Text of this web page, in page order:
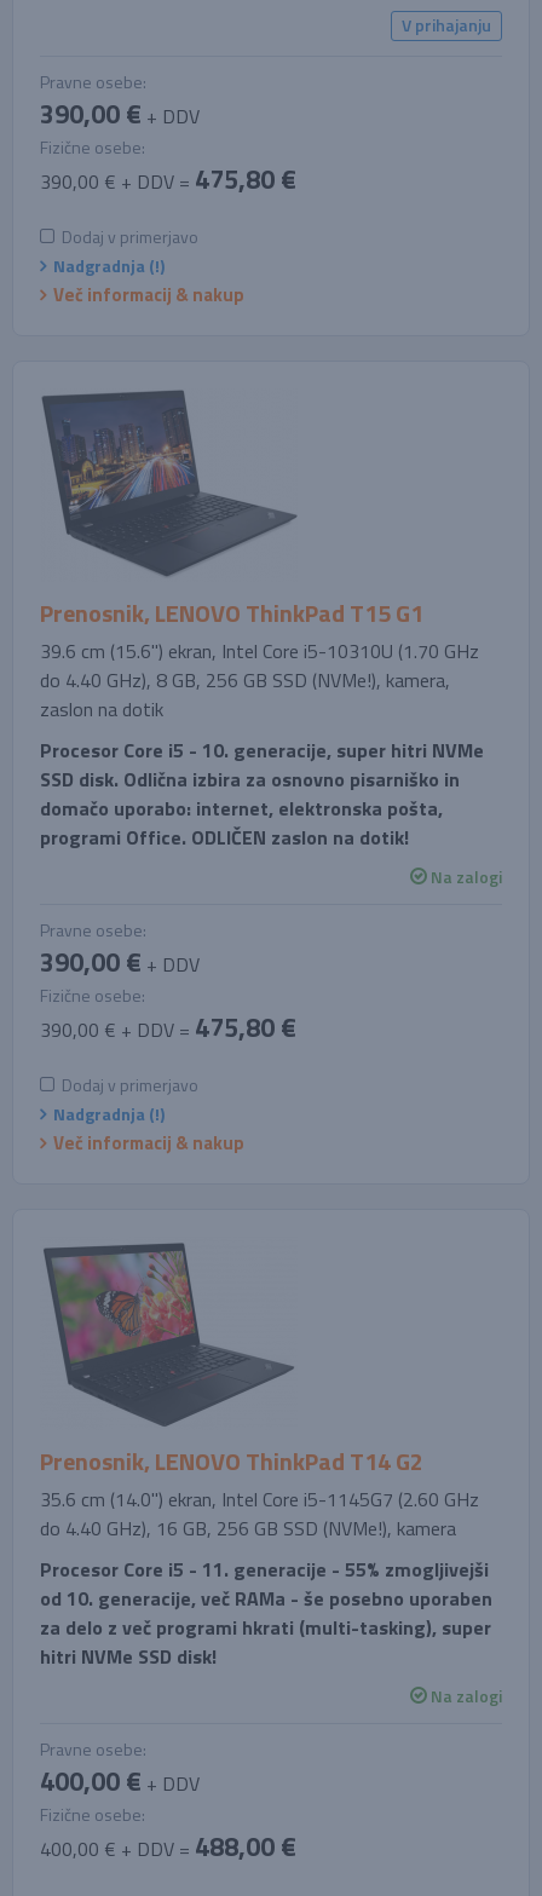
V prihajanju
Pravne osebe:
390,00 € + DDV
Fizične osebe:
390,00 € + DDV = 475,80 €
Dodaj v primerjavo
Nadgradnja (!)
Več informacij & nakup
Prenosnik, LENOVO ThinkPad T15 G1
39.6 cm (15.6'') ekran, Intel Core i5-10310U (1.70 GHz
do 4.40 GHz), 8 GB, 256 GB SSD (NVMe!), kamera,
zaslon na dotik
Procesor Core i5 - 10. generacije, super hitri NVMe
SSD disk. Odlična izbira za osnovno pisarniško in
domačo uporabo: internet, elektronska pošta,
programi Office. ODLIČEN zaslon na dotik!
Na zalogi
Pravne osebe:
390,00 € + DDV
Fizične osebe:
390,00 € + DDV = 475,80 €
Dodaj v primerjavo
Nadgradnja (!)
Več informacij & nakup
Prenosnik, LENOVO ThinkPad T14 G2
35.6 cm (14.0'') ekran, Intel Core i5-1145G7 (2.60 GHz
do 4.40 GHz), 16 GB, 256 GB SSD (NVMe!), kamera
Procesor Core i5 - 11. generacije - 55% zmogljivejši
od 10. generacije, več RAMa - še posebno uporaben
za delo z več programi hkrati (multi-tasking), super
hitri NVMe SSD disk!
Na zalogi
Pravne osebe:
400,00 € + DDV
Fizične osebe:
400,00 € + DDV = 488,00 €